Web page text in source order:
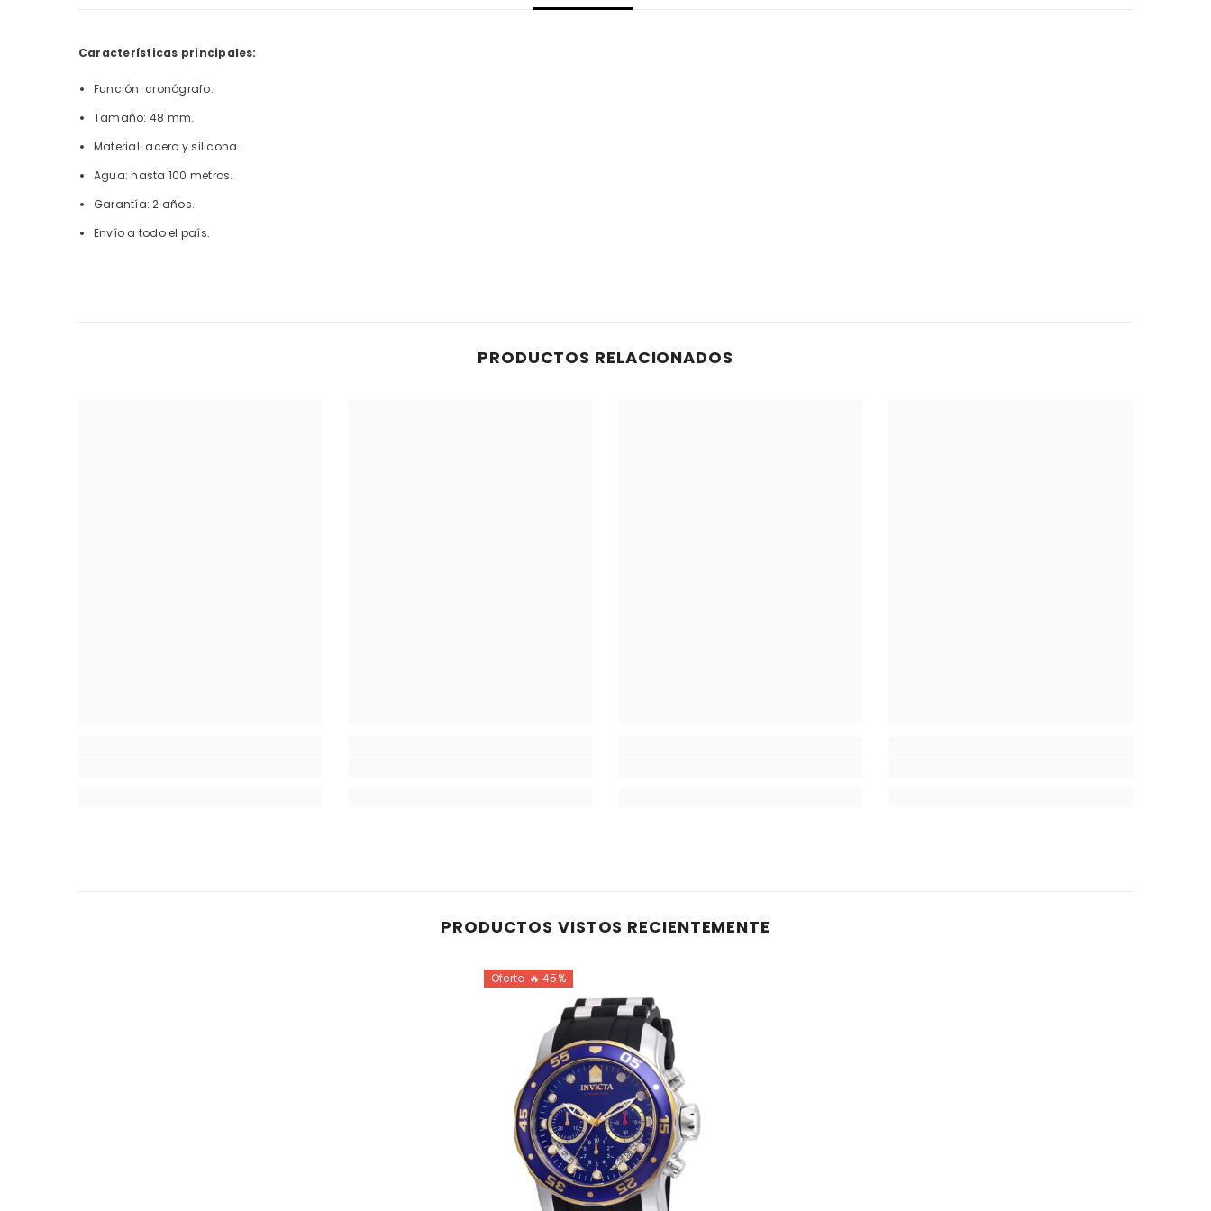
Características principales:
Función: cronógrafo.
Tamaño: 48 mm.
Material: acero y silicona.
Agua: hasta 100 metros.
Garantía: 2 años.
Envío a todo el país.
PRODUCTOS RELACIONADOS
PRODUCTOS VISTOS RECIENTEMENTE
Oferta 🔥 45%